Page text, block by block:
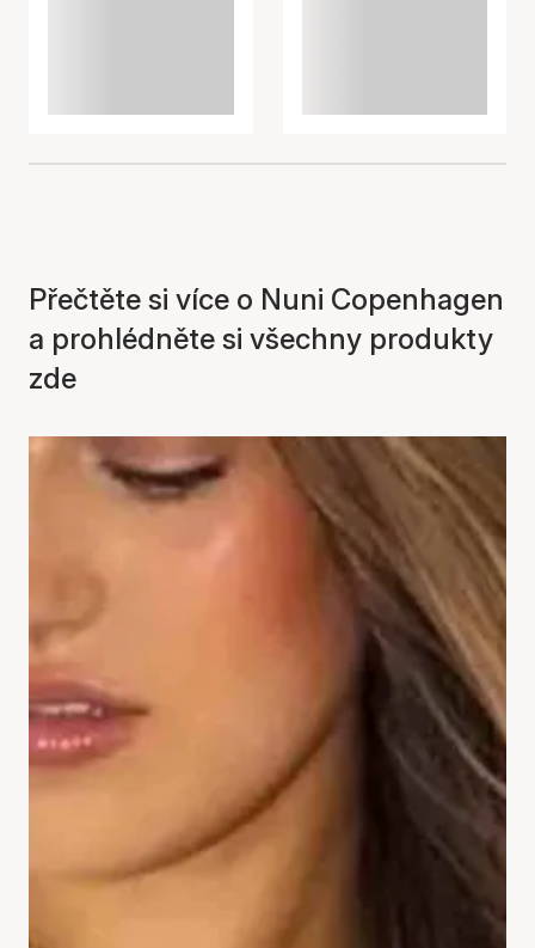
Přečtěte si více o Nuni Copenhagen
a prohlédněte si všechny produkty
zde